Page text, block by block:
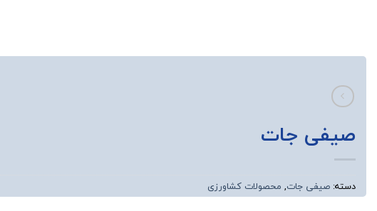
صیفی جات
دسته: صیفی جات, محصولات کشاورزی